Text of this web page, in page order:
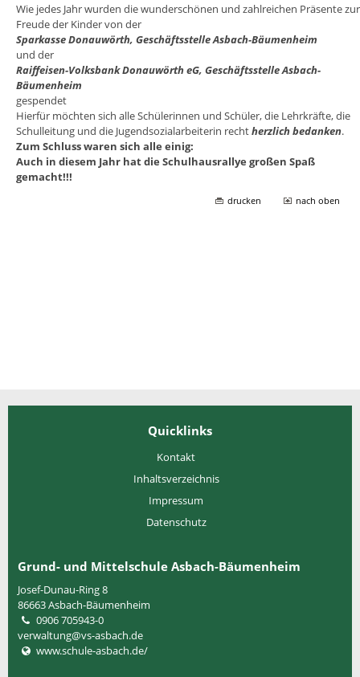
Wie jedes Jahr wurden die wunderschönen und zahlreichen Präsente zur
Freude der Kinder von der
Sparkasse Donauwörth, Geschäftsstelle Asbach-Bäumenheim
und der
Raiffeisen-Volksbank Donauwörth eG, Geschäftsstelle Asbach-
Bäumenheim
gespendet
Hierfür möchten sich alle Schülerinnen und Schüler, die Lehrkräfte, die
Schulleitung und die Jugendsozialarbeiterin rechtherzlich bedanken.
Zum Schluss waren sich alle einig:
Auch in diesem Jahr hat die Schulhausrallye großen Spaß
gemacht!!!
drucken nach oben
Quicklinks
Kontakt
Inhaltsverzeichnis
Impressum
Datenschutz
Grund- und Mittelschule Asbach-Bäumenheim
Josef-Dunau-Ring 8
86663Asbach-Bäumenheim
0906 705943-0
verwaltung@vs-asbach.de
www.schule-asbach.de/